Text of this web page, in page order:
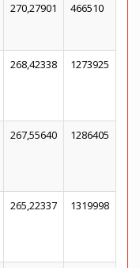
270,27901 466510
268,42338 1273925
267,55640 1286405
265,22337 1319998